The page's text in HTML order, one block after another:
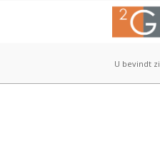
U bevindt